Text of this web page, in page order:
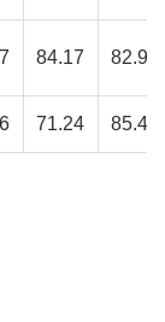
84.17 82.95
71.24 85.42